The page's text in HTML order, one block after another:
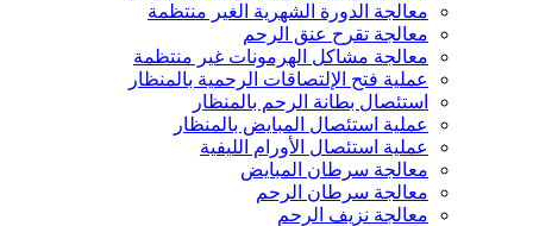
معالجة الدورة الشهرية الغير منتظمة
معالجة تقرح عنق الرحم
معالجة مشاكل الهرمونات غير منتظمة
عملية فتح الإلتصاقات الرحمية بالمنظار
استئصال بطانة الرحم بالمنظار
عملية استئصال المبايض بالمنظار
عملية استئصال الأورام الليفية
معالجة سرطان المبايض
معالجة سرطان الرحم
معالجة نزيف الرحم